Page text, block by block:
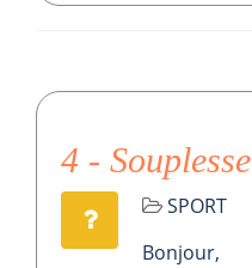
4 - Souplesse
SPORT
Bonjour,